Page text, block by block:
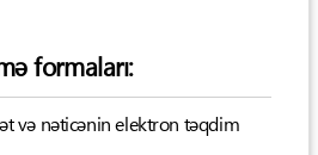
formaları:
və nəticənin elektron təqdim